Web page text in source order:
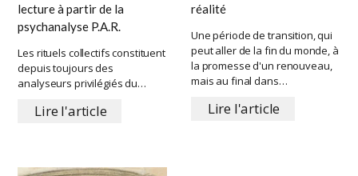
lecture à partir de la
psychanalyse P.A.R.
Les rituels collectifs constituent
depuis toujours des
analyseurs privilégiés du…
Lire l'article
réalité
Une période de transition, qui
peut aller de la fin du monde, à
la promesse d'un renouveau,
mais au final dans…
Lire l'article